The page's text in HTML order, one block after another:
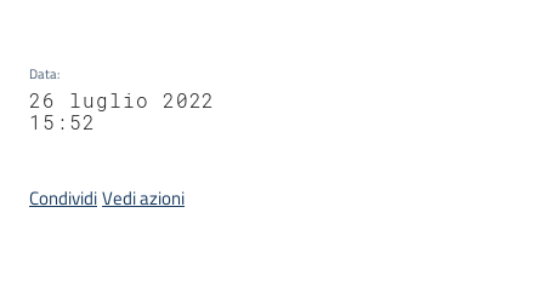
Data:
26 luglio 2022
15:52
CondividiVedi azioni